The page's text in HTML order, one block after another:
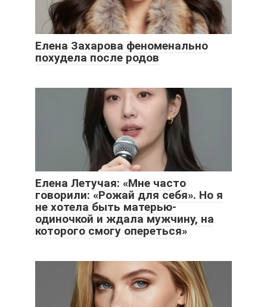
Елена Захарова феноменально
похудела после родов
Елена Летучая: «Мне часто
говорили: «Рожай для себя». Но я
не хотела быть матерью-
одиночкой и ждала мужчину, на
которого смогу опереться»